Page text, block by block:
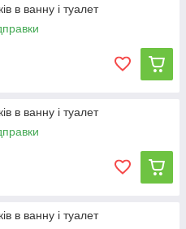
в ванну і туалет
в ванну і туалет
в ванну і туалет